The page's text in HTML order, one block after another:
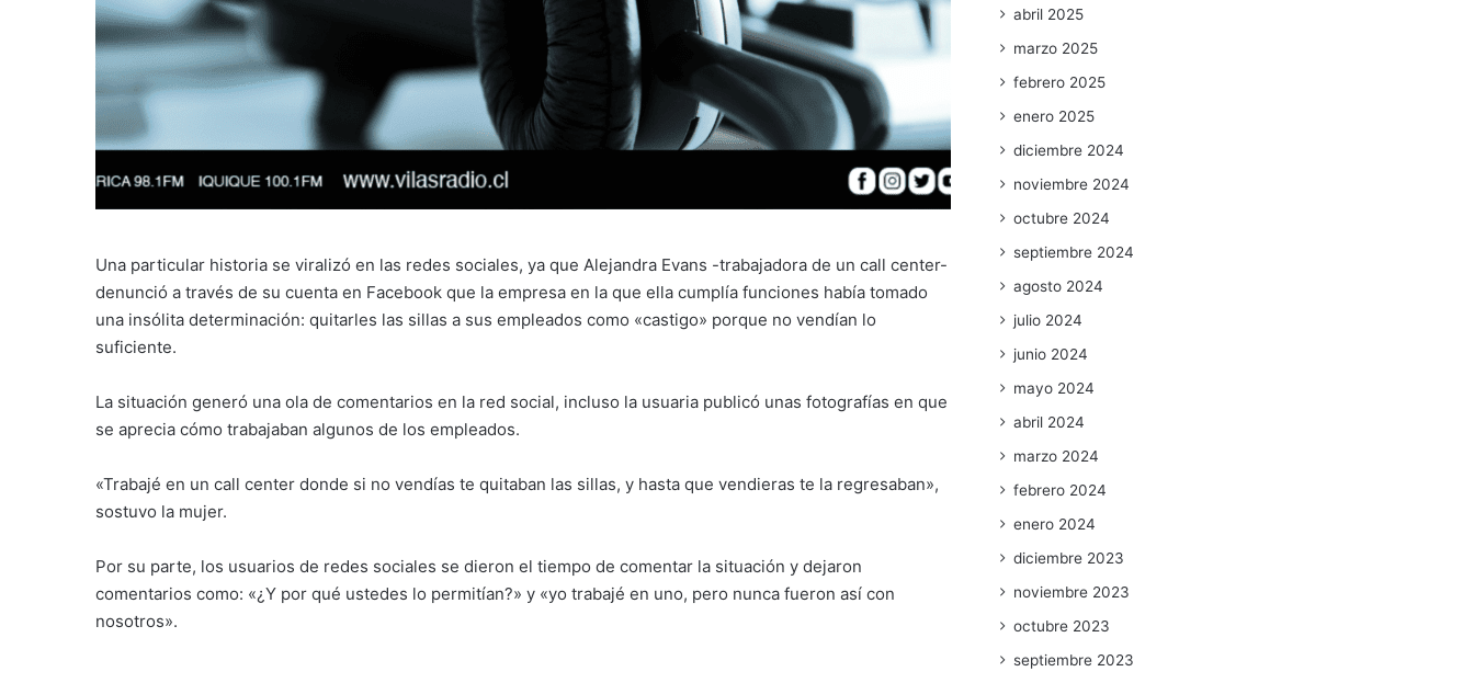
Una particular historia se viralizó en las redes sociales, ya que Alejandra Evans -trabajadora de un call center-
denunció a través de su cuenta en Facebook que la empresa en la que ella cumplía funciones había tomado
una insólita determinación: quitarles las sillas a sus empleados como «castigo» porque no vendían lo
suficiente.
La situación generó una ola de comentarios en la red social, incluso la usuaria publicó unas fotografías en que
se aprecia cómo trabajaban algunos de los empleados.
«Trabajé en un call center donde si no vendías te quitaban las sillas, y hasta que vendieras te la regresaban»,
sostuvo la mujer.
Por su parte, los usuarios de redes sociales se dieron el tiempo de comentar la situación y dejaron
comentarios como: «¿Y por qué ustedes lo permitían?» y «yo trabajé en uno, pero nunca fueron así con
nosotros».
abril 2025
marzo 2025
febrero 2025
enero 2025
diciembre 2024
noviembre 2024
octubre 2024
septiembre 2024
agosto 2024
julio 2024
junio 2024
mayo 2024
abril 2024
marzo 2024
febrero 2024
enero 2024
diciembre 2023
noviembre 2023
octubre 2023
septiembre 2023